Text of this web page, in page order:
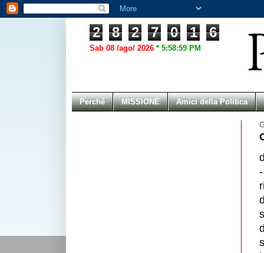
2 8 2 7 0 1 6
Sab 08 /ago/ 2026 * 5:58:59 PM
Perché MISSIONE Amici della Politica